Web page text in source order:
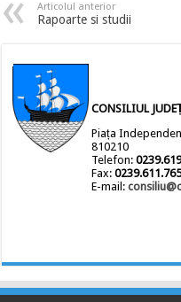
Articolul anterior
Rapoarte si studii
CONSILIUL
Piața
810210
Telefon:
Fax:
E-mail: